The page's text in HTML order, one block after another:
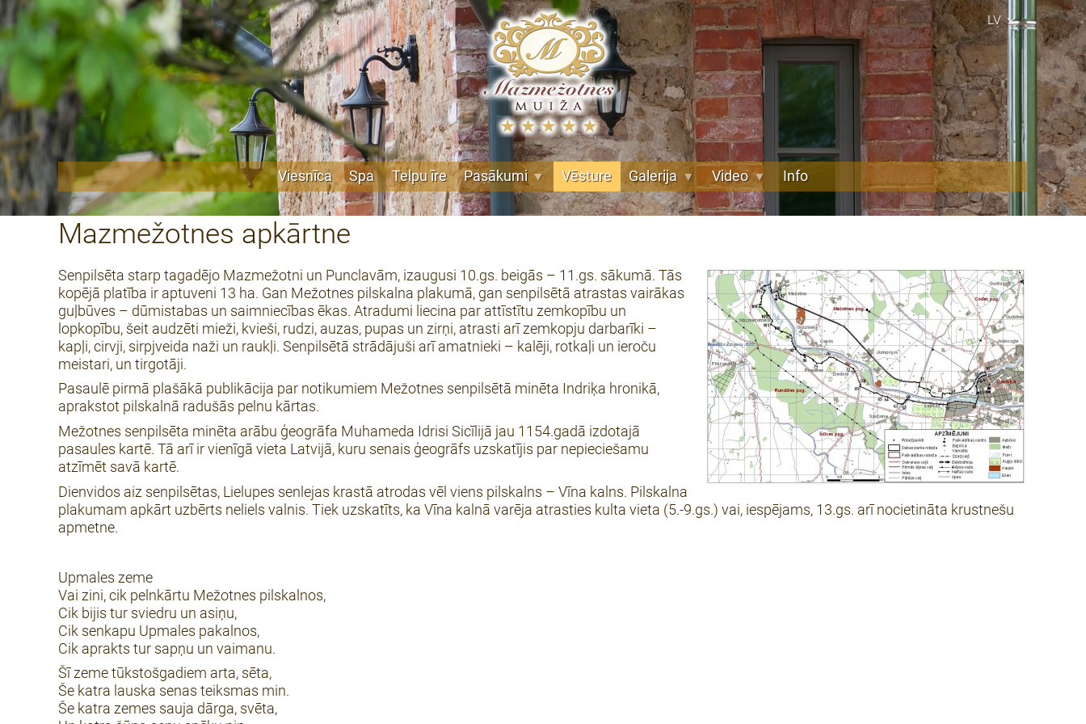
LV
Viesnīca Spa Telpu īre Pasākumi Vēsture Galerija Video Info
Mazmežotnes apkārtne
Senpilsēta starp tagadējo Mazmežotni un Punclavām, izaugusi 10.gs. beigās – 11.gs. sākumā. Tās
kopējā platība ir aptuveni 13 ha. Gan Mežotnes pilskalna plakumā, gan senpilsētā atrastas vairākas
guļbūves – dūmistabas un saimniecības ēkas. Atradumi liecina par attīstītu zemkopību un
lopkopību, šeit audzēti mieži, kvieši, rudzi, auzas, pupas un zirņi, atrasti arī zemkopju darbarīki –
kapļi, cirvji, sirpjveida naži un raukļi. Senpilsētā strādājuši arī amatnieki – kalēji, rotkaļi un ieroču
meistari, un tirgotāji.
Pasaulē pirmā plašākā publikācija par notikumiem Mežotnes senpilsētā minēta Indriķa hronikā,
aprakstot pilskalnā radušās pelnu kārtas.
Mežotnes senpilsēta minēta arābu ģeogrāfa Muhameda Idrisi Sicīlijā jau 1154.gadā izdotajā
pasaules kartē. Tā arī ir vienīgā vieta Latvijā, kuru senais ģeogrāfs uzskatījis par nepieciešamu
atzīmēt savā kartē.
Dienvidos aiz senpilsētas, Lielupes senlejas krastā atrodas vēl viens pilskalns – Vīna kalns. Pilskalna
plakumam apkārt uzbērts neliels valnis. Tiek uzskatīts, ka Vīna kalnā varēja atrasties kulta vieta (5.-9.gs.) vai, iespējams, 13.gs. arī nocietināta krustnešu
apmetne.
Upmales zeme
Vai zini, cik pelnkārtu Mežotnes pilskalnos,
Cik bijis tur sviedru un asiņu,
Cik senkapu Upmales pakalnos,
Cik aprakts tur sapņu un vaimanu.
Šī zeme tūkstošgadiem arta, sēta,
Še katra lauska senas teiksmas min.
Še katra zemes sauja dārga, svēta,